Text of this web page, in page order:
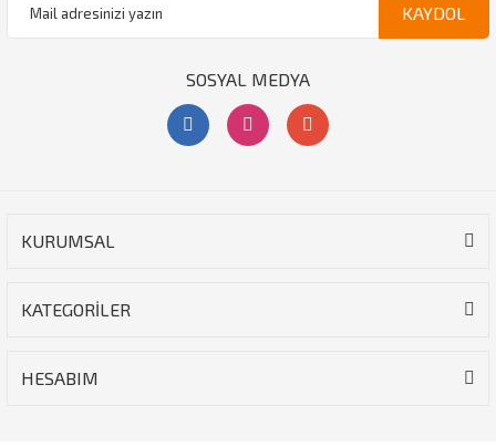
KURUMSAL
KATEGORİLER
HESABIM
KAYDOL
SOSYAL MEDYA